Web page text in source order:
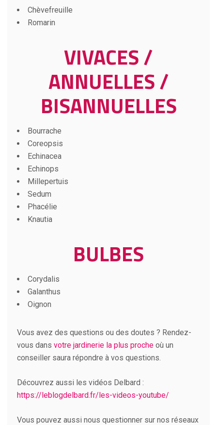
Chèvefreuille
Romarin
VIVACES /
ANNUELLES /
BISANNUELLES
Bourrache
Coreopsis
Echinacea
Echinops
Millepertuis
Sedum
Phacélie
Knautia
BULBES
Corydalis
Galanthus
Oignon
Vous avez des questions ou des doutes ? Rendez-
vous dans votre jardinerie la plus proche où un
conseiller saura répondre à vos questions.
Découvrez aussi les vidéos Delbard :
https://leblogdelbard.fr/les-videos-youtube/
Vous pouvez aussi nous questionner sur nos réseaux